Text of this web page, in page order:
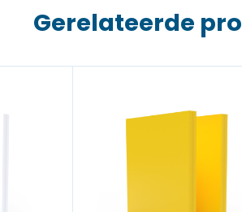
Gerelateerde